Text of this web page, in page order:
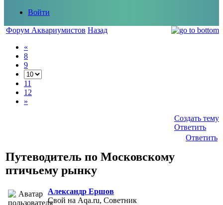
Войти
Форум Аквариумистов Назад
«
8
9
11
12
»
Создать тему
Ответить
Ответить
Путеводитель по Московскому
птичьему рынку
Александр Ершов
Свой на Aqa.ru, Советник